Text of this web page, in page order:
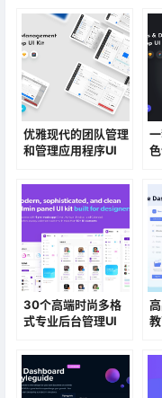
优雅现代的团队管理
和管理应用程序UI
30个高端时尚多格
式专业后台管理UI